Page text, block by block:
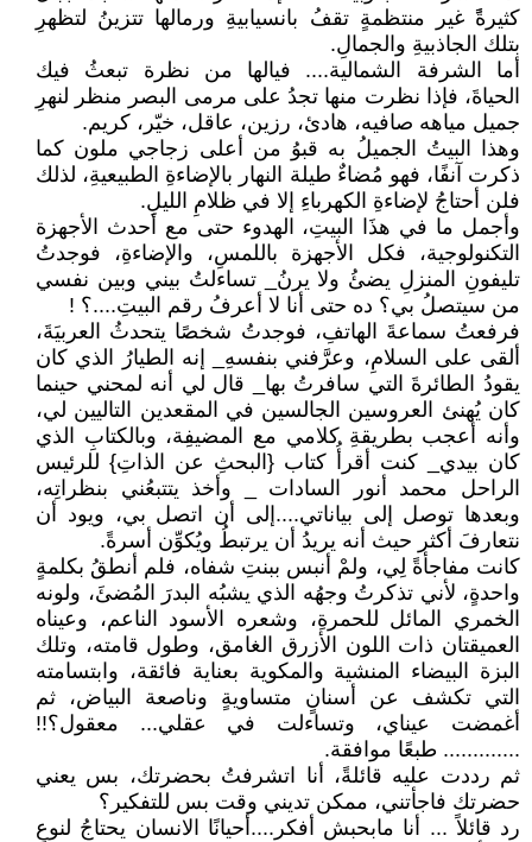
كثيرةًً غير منتظمةٍ تقفُ بانسيابيةِ ورمالها تتزينُ لتظهرِ
بتلك الجاذبيةِ والجمالِ.
أما الشرفة الشمالية.... فيالها من نظرة تبعثُ فيك
الحياةَ، فإذا نظرت منها تجدُ على مرمى البصر منظر لنهرِ
جميل مياهه صافيه، هادئ، رزين، عاقل، خيّر، كريم.
وهذا البيتُ الجميلُ به قبوُ من أعلى زجاجي ملون كما
ذكرت آنفًا، فهو مُضاءٌ طيلة النهار بالإضاءةِ الطبيعيةِ، لذلك
فلن أحتاجُ لإضاءةِ الكهرباءِ إلا في ظلامِ الليلِ.
وأجمل ما في هذَا البيتِ، الهدوء حتى مع أحدث الأجهزة
التكنولوجية، فكل الأجهزة باللمسِ، والإضاءةِ، فوجدتُ
تليفونِ المنزلِ يضئُ ولا يرنُ_ تساءلتُ بيني وبين نفسي
من سيتصلُ بي؟ ده حتى أنا لا أعرفُ رقم البيتِ....؟ !
فرفعتُ سماعةَ الهاتفِ، فوجدتُ شخصًا يتحدثُ العربيَةَ،
ألقى على السلامِ، وعرَّفني بنفسهِ_ إنه الطيارُ الذي كان
يقودُ الطائرةَ التي سافرتُ بها_ قال لي أنه لمحني حينما
كان يُهنئ العروسين الجالسين في المقعدين التاليين لي،
وأنه أعجب بطريقةِ كلامي مع المضيفِة، وبالكتابِ الذي
كان بيدي_ كنت أقرأُ كتاب {البحثِ عن الذاتِ} للرئيس
الراحل محمد أنور السادات _ وأخذ يتتبعُني بنظراتِه،
وبعدها توصل إلى بياناتي....إلى أن اتصل بي، ويود أن
نتعارفَ أكثر حيث أنه يريدُ أن يرتبطُ ويُكوِّن أسرةً.
كانت مفاجأةً لِي، ولمْ أنبس ببنتِ شفاه، فلم أنطقُ بكلمةٍ
واحدةٍ، لأني تذكرتُ وجهُه الذي يشبُه البدرَ المُضئَ، ولونه
الخمري المائل للحمرةِ، وشعره الأسود الناعم، وعيناه
العميقتان ذات اللون الأزرق الغامق، وطول قامته، وتلك
البزة البيضاء المنشية والمكوية بعناية فائقة، وابتسامته
التي تكشف عن أسنانٍ متساويةٍ وناصعة البياض، ثم
أغمضت عيناي، وتساءلت في عقلي... معقول؟!!
............. طبعًا موافقة.
ثم رددت عليه قائلةً، أنا اتشرفتُ بحضرتك، بس يعني
حضرتك فاجأتني، ممكن تديني وقت بس للتفكير؟
رد قائلاً ... أنا مابحبش أفكر....أحيانًا الانسان يحتاجُ لنوعٍ